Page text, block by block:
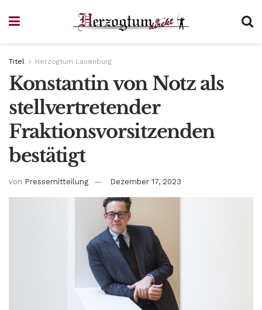
Titel Herzogtum Lauenburg
Konstantin von Notz als
stellvertretender
Fraktionsvorsitzenden
bestätigt
von Pressemitteilung Dezember 17, 2023